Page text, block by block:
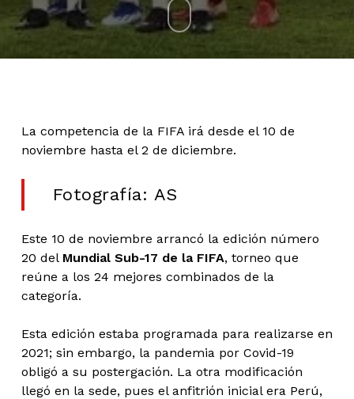
La competencia de la FIFA irá desde el 10 de
noviembre hasta el 2 de diciembre.
Fotografía: AS
Este 10 de noviembre arrancó la edición número
20 del Mundial Sub-17 de la FIFA, torneo que
reúne a los 24 mejores combinados de la
categoría.
Esta edición estaba programada para realizarse en
2021; sin embargo, la pandemia por Covid-19
obligó a su postergación. La otra modificación
llegó en la sede, pues el anfitrión inicial era Perú,